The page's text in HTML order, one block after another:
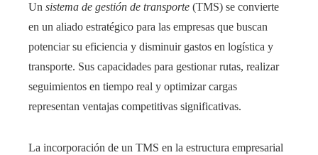
Un sistema de gestión de transporte (TMS) se convierte
en un aliado estratégico para las empresas que buscan
potenciar su eficiencia y disminuir gastos en logística y
transporte. Sus capacidades para gestionar rutas, realizar
seguimientos en tiempo real y optimizar cargas
representan ventajas competitivas significativas.
La incorporación de un TMS en la estructura empresarial